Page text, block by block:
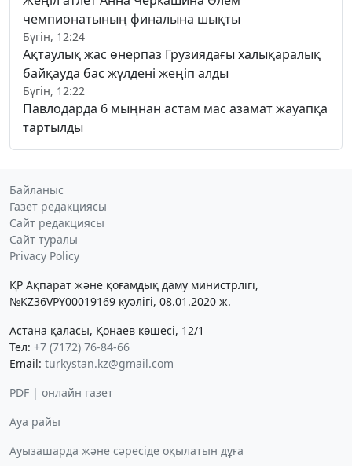
чемпионатының финалына шықты
Бүгін, 12:24
Ақтаулық жас өнерпаз Грузиядағы халықаралық
байқауда бас жүлдені жеңіп алды
Бүгін, 12:22
Павлодарда 6 мыңнан астам мас азамат жауапқа
тартылды
Байланыс
Газет редакциясы
Сайт редакциясы
Сайт туралы
Privacy Policy
ҚР Ақпарат және қоғамдық даму министрлігі,
№KZ36VPY00019169 куәлігі, 08.01.2020 ж.
Астана қаласы, Қонаев көшесі, 12/1
Тел: +7 (7172) 76-84-66
Email: turkystan.kz@gmail.com
PDF | онлайн газет
Ауа райы
Ауызашарда және сәресіде оқылатын дұға